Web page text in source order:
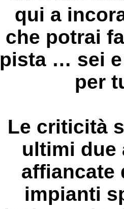
qui a
che potrai
pista … sei
per
Le criticità
ultimi due
affiancate
impianti